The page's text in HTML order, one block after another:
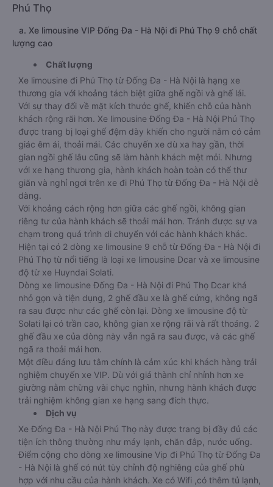
Phú Thọ
a. Xe limousine VIP Đống Đa - Hà Nội đi Phú Thọ 9 chỗ chất
lượng cao
Chất lượng
Xe limousine đi Phú Thọ từ Đống Đa - Hà Nội là hạng xe
thương gia với khoảng tách biệt giữa ghế ngồi và ghế lái.
Với sự thay đổi về mặt kích thước ghế, khiến chỗ của hành
khách rộng rãi hơn. Xe limousine Đống Đa - Hà Nội Phú Thọ
được trang bị loại ghế đệm dày khiến cho người nằm có cảm
giác êm ái, thoải mái. Các chuyến xe dù xa hay gần, thời
gian ngồi ghế lâu cũng sẽ làm hành khách mệt mỏi. Nhưng
với xe hạng thương gia, hành khách hoàn toàn có thể thư
giãn và nghỉ ngơi trên xe đi Phú Thọ từ Đống Đa - Hà Nội dễ
dàng.
Với khoảng cách rộng hơn giữa các ghế ngồi, không gian
riêng tư của hành khách sẽ thoải mái hơn. Tránh được sự va
chạm trong quá trình di chuyển với các hành khách khác.
Hiện tại có 2 dòng xe limousine 9 chỗ từ Đống Đa - Hà Nội đi
Phú Thọ từ nổi tiếng là loại xe limousine Dcar và xe limousine
độ từ xe Huyndai Solati.
Dòng xe limousine Đống Đa - Hà Nội đi Phú Thọ Dcar khá
nhỏ gọn và tiện dụng, 2 ghế đầu xe là ghế cứng, không ngã
ra sau được như các ghế còn lại. Dòng xe limousine độ từ
Solati lại có trần cao, không gian xe rộng rãi và rất thoáng. 2
ghế đầu xe của dòng này vẫn ngã ra sau được, và các ghế
ngã ra thoải mái hơn.
Một điều đáng lưu tâm chính là cảm xúc khi khách hàng trải
nghiệm chuyến xe VIP. Dù với giá thành chỉ nhỉnh hơn xe
giường nằm chừng vài chục nghìn, nhưng hành khách được
trải nghiệm không gian xe hạng sang đích thực.
Dịch vụ
Xe Đống Đa - Hà Nội Phú Thọ này được trang bị đầy đủ các
tiện ích thông thường như máy lạnh, chăn đắp, nước uống.
Điểm cộng cho dòng xe limousine Vip đi Phú Thọ từ Đống Đa
- Hà Nội là ghế có nút tùy chỉnh độ nghiêng của ghế phù
hợp với nhu cầu của hành khách. Xe có Wifi ,có thêm tủ lạnh,